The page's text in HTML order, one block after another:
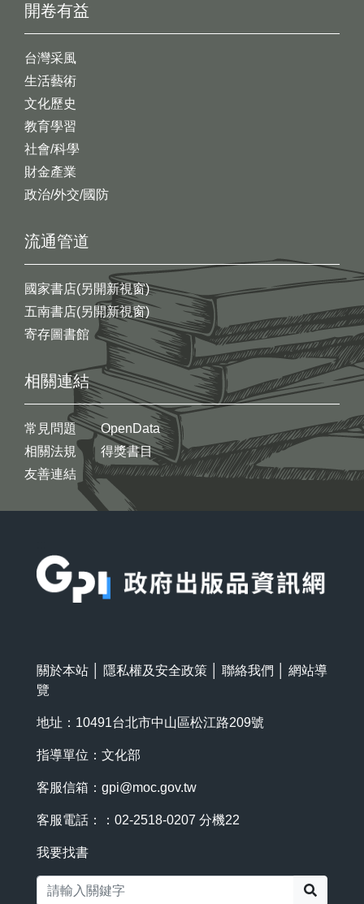
開卷有益
台灣采風
生活藝術
文化歷史
教育學習
社會/科學
財金產業
政治/外交/國防
流通管道
國家書店(另開新視窗)
五南書店(另開新視窗)
寄存圖書館
相關連結
常見問題
相關法規
友善連結
OpenData
得獎書目
關於本站 隱私權及安全政策 聯絡我們
網站導
覽
地址：10491台北市中山區松江路209號
指導單位：文化部
客服信箱： gpi@moc.gov.tw
客服電話：：02-2518-0207 分機22
我要找書